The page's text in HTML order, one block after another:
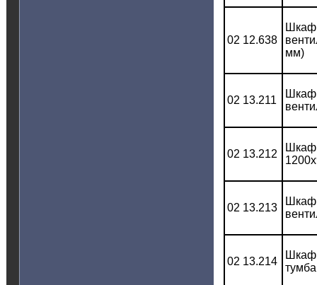
02 12.638
Шкаф
мм)
02 13.211
Шкаф
02 13.212
Шкаф
02 13.213
Шкаф
02 13.214
Шкаф